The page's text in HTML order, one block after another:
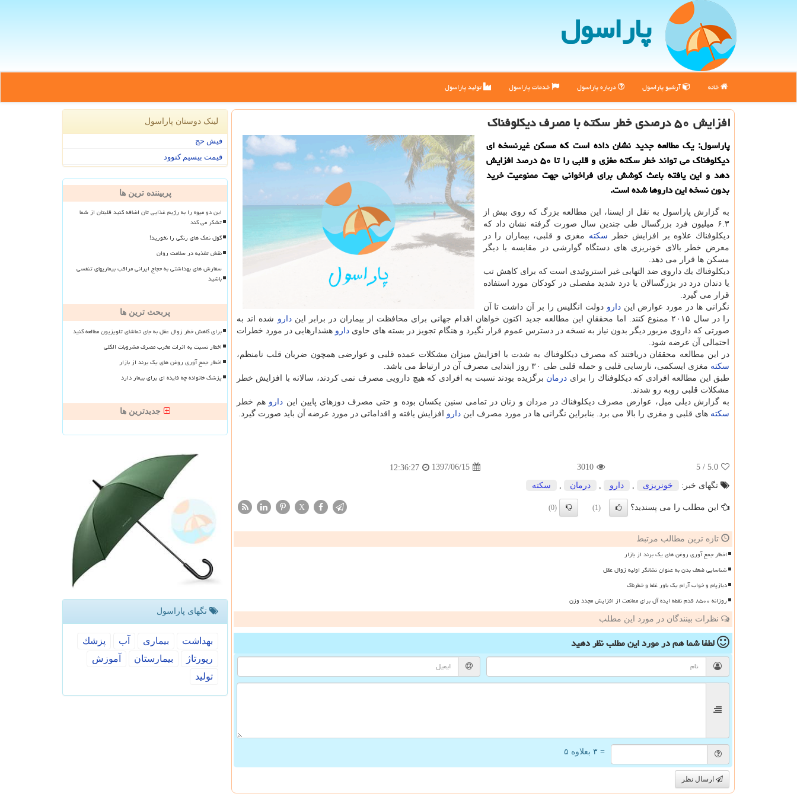
پاراسول
خانه آرشیو پاراسول درباره پاراسول خدمات پاراسول تولید پاراسول
افزایش ۵۰ درصدی خطر سكته با مصرف دیكلوفناك
پاراسول: یك مطالعه جدید نشان داده است كه مسكن غیرنسخه ای
دیكلوفناك می تواند خطر سكته مغزی و قلبی را تا ۵۰ درصد افزایش
دهد و این یافته باعث كوشش برای فراخوانی جهت ممنوعیت خرید
بدون نسخه این داروها شده است.
به گزارش پاراسول به نقل از ایسنا، این مطالعه بزرگ كه روی بیش از
۶.۳ میلیون فرد بزرگسال طی چندین سال صورت گرفته نشان داد كه
دیكلوفناك علاوه بر افزایش خطر سكته مغزی و قلبی، بیماران را در
معرض خطر بالای خونریزی های دستگاه گوارشی در مقایسه با دیگر
مسكن ها قرار می دهد.
دیكلوفناك یك داروی ضد التهابی غیر استروئیدی است كه برای كاهش تب
یا دندان درد در بزرگسالان یا درد شدید مفصلی در كودكان مورد استفاده
قرار می گیرد.
نگرانی ها در مورد عوارض ایندارو دولت انگلیس را بر آن داشت تا آن
را در سال ۲۰۱۵ ممنوع كنند. اما محققانِ این مطالعه جدید اكنون خواهان اقدام جهانی برای محافظت از بیماران در برابر این
دارو شده اند به
صورتی كه داروی مزبور دیگر بدون نیاز به نسخه در دسترس عموم قرار نگیرد و هنگام تجویز در بسته های حاوی دارو هشدارهایی در مورد خطرات
احتمالی آن عرضه شود.
در این مطالعه محققان دریافتند كه مصرف دیكلوفناك به شدت با افزایش میزان مشكلات عمده قلبی و عوارضی همچون ضربان قلب نامنظم،
سكته مغزی ایسكمی، نارسایی قلبی و حمله قلبی طی ۳۰ روز ابتدایی مصرف آن در ارتباط می باشد.
طبق این مطالعه افرادی كه دیكلوفناك را برای درمان برگزیده بودند نسبت به افرادی كه هیچ دارویی مصرف نمی كردند، سالانه با افزایش خطر
مشكلات قلبی روبه رو شدند.
به گزارش دیلی میل، عوارض مصرف دیكلوفناك در مردان و زنان در تمامی سنین یكسان بوده و حتی مصرف دوزهای پایین این دارو هم خطر
سكته های قلبی و مغزی را بالا می برد. بنابراین نگرانی ها در مورد مصرف این دارو افزایش یافته و اقداماتی در مورد عرضه آن باید صورت گیرد.
5.0
/ 5
3010
1397/06/15
12:36:27
تگهای خبر:
خونریزی دارو درمان سكته
این مطلب را می پسندید؟ (1)
(0)
X
تازه ترین مطالب مرتبط
اخطار جمع آوری روغن های یک برند از بازار
شناسایی ضعف بدن به عنوان نشانگر اولیه زوال عقل
دیازپام و خواب آرام یک باور غلط و خطرناک
روزانه ۸۵۰۰ قدم نقطه ایده آل برای ممانعت از افزایش مجدد وزن
نظرات بینندگان در مورد این مطلب
لطفا شما همدر مورد این مطلبنظر دهید
= ۳ بعلاوه ۵
ارسال نظر
لینک دوستان پاراسول
فیش حج
قیمت بیسیم کنوود
پربیننده ترین ها
این دو میوه را به رژیم غذایی تان اضافه کنید قلبتان از شما
تشکر می کند
گول نمک های رنگی را نخورید!
نقش تغذیه در سلامت روان
سفارش های بهداشتی به حجاج ایرانی مراقب بیماریهای تنفسی
باشید
پربحث ترین ها
برای کاهش خطر زوال عقل به جای تماشای تلویزیون مطالعه کنید
اخطار نسبت به اثرات مخرب مصرف مشروبات الکلی
اخطار جمع آوری روغن های یک برند از بازار
پزشک خانواده چه فایده ای برای بیمار دارد
جدیدترین ها
تگهای پاراسول
بهداشت بیماری آب
پزشك
رپورتاژ
بیمارستان
آموزش
تولید